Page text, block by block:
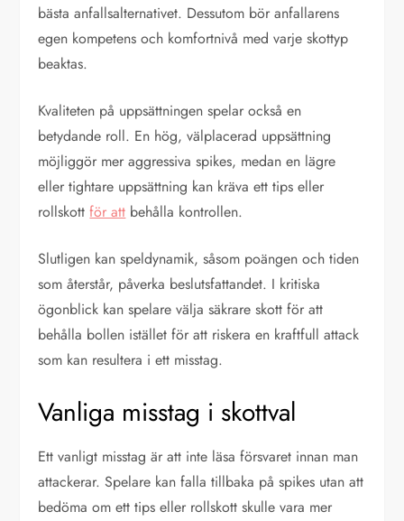
bästa anfallsalternativet. Dessutom bör anfallarens
egen kompetens och komfortnivå med varje skottyp
beaktas.
Kvaliteten på uppsättningen spelar också en
betydande roll. En hög, välplacerad uppsättning
möjliggör mer aggressiva spikes, medan en lägre
eller tightare uppsättning kan kräva ett tips eller
rollskottför att behålla kontrollen.
Slutligen kan speldynamik, såsom poängen och tiden
som återstår, påverka beslutsfattandet. I kritiska
ögonblick kan spelare välja säkrare skott för att
behålla bollen istället för att riskera en kraftfull attack
som kan resultera i ett misstag.
Vanliga misstag i skottval
Ett vanligt misstag är att inte läsa försvaret innan man
attackerar. Spelare kan falla tillbaka på spikes utan att
bedöma om ett tips eller rollskott skulle vara mer